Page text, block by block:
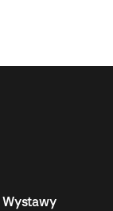
Wystawy